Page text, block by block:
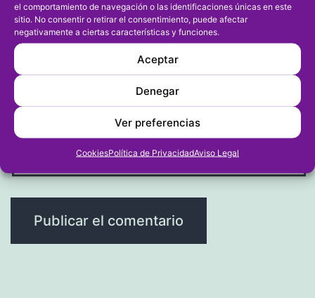
el comportamiento de navegación o las identificaciones únicas en este
sitio. No consentir o retirar el consentimiento, puede afectar
negativamente a ciertas características y funciones.
Aceptar
Denegar
Ver preferencias
CookiesPolítica de PrivacidadAviso Legal
Correo electrónico*
Web